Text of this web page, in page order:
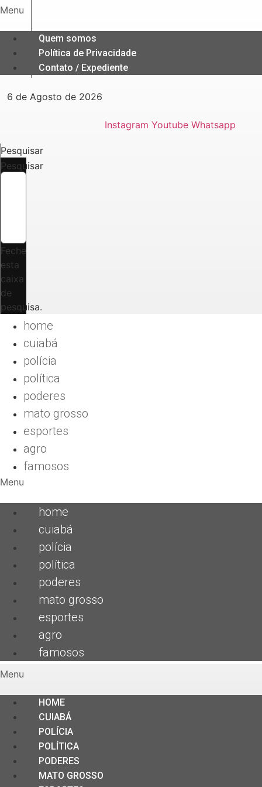
Ir
o
conteúdo
Menu
Quem somos
Política de Privacidade
Contato / Expediente
6 de Agosto de 2026
Instagram Youtube Whatsapp
Pesquisar
Pesquisar
Feche
esta
caixa
de
pesquisa.
home
cuiabá
polícia
política
poderes
mato grosso
esportes
agro
famosos
Menu
home
cuiabá
polícia
política
poderes
mato grosso
esportes
agro
famosos
Menu
HOME
CUIABÁ
POLÍCIA
POLÍTICA
PODERES
MATO GROSSO